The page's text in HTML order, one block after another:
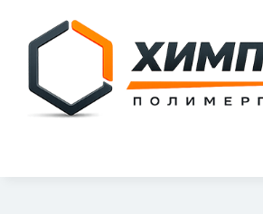
content